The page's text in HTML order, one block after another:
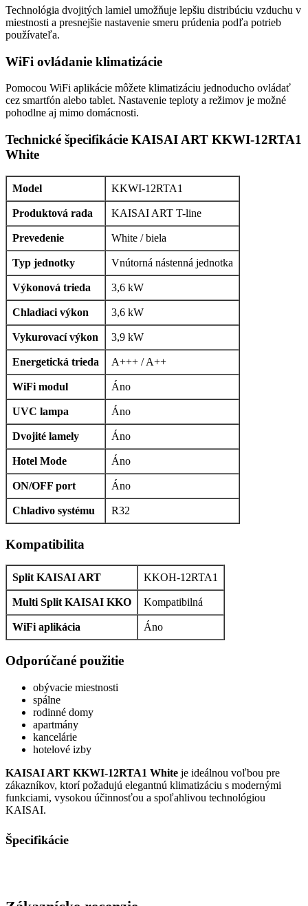
Technológia dvojitých lamiel umožňuje lepšiu distribúciu vzduchu v
miestnosti a presnejšie nastavenie smeru prúdenia podľa potrieb
používateľa.
WiFi ovládanie klimatizácie
Pomocou WiFi aplikácie môžete klimatizáciu jednoducho ovládať
cez smartfón alebo tablet. Nastavenie teploty a režimov je možné
pohodlne aj mimo domácnosti.
Technické špecifikácie KAISAI ART KKWI-12RTA1
White
Model KKWI-12RTA1
Produktová rada KAISAI ART T-line
Prevedenie White / biela
Typ jednotky Vnútorná nástenná jednotka
Výkonová trieda 3,6 kW
Chladiaci výkon 3,6 kW
Vykurovací výkon 3,9 kW
Energetická trieda A+++ / A++
WiFi modul Áno
UVC lampa Áno
Dvojité lamely Áno
Hotel Mode Áno
ON/OFF port Áno
Chladivo systému R32
Kompatibilita
Split KAISAI ART KKOH-12RTA1
Multi Split KAISAI KKO Kompatibilná
WiFi aplikácia Áno
Odporúčané použitie
obývacie miestnosti
spálne
rodinné domy
apartmány
kancelárie
hotelové izby
KAISAI ART KKWI-12RTA1 White je ideálnou voľbou pre
zákazníkov, ktorí požadujú elegantnú klimatizáciu s modernými
funkciami, vysokou účinnosťou a spoľahlivou technológiou
KAISAI.
Špecifikácie